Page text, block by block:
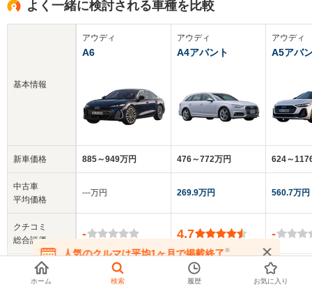
よく一緒に検討される車種を比較
基本情報
新車価格
中古車
平均価格
クチコミ
総合評価
乗車定員
アウディ
A6
885～949万円
‐‐‐万円
-
アウディ
A4アバント
476～772万円
269.9万円
4.7
5人
アウディ
A5アバ
624～
560.7万円
-
5人
人気のクルマは平均1ヶ月で掲載終了※
在庫が無くなる前にお問い合わせください
ホーム 検索 履歴 お気に入り